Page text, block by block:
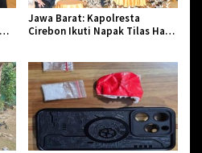
Jawa Barat: Kapolresta
Cirebon Ikuti Napak Tilas Hari